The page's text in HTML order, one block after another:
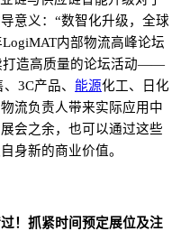
意义 ： “数智化升级，全球
LogiMAT内部物流高峰论坛
造高质量的论坛活动——
3C产品、 能源化工、日化
流负责人带来实际应用中
展会之余， 也可以通过这些
自身新的商业价值。
！抓紧时间预定展位及注